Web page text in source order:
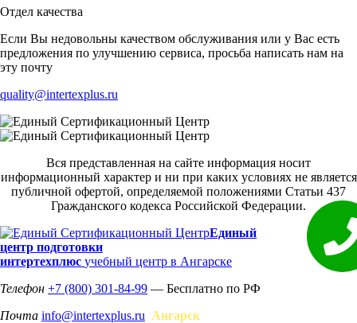
Отдел качества
Если Вы недовольны качеством обслуживания или у Вас есть
предложения по улучшению сервиса, просьба написать нам на
эту почту
quality@intertexplus.ru
Вся представленная на сайте информация носит
информационный характер и ни при каких условиях не является
публичной офертой, определяемой положениями Статьи 437
Гражданского кодекса Российской Федерации.
Единый
центр подготовки
интертехплюс учебный центр в Ангарске
Телефон +7 (800) 301-84-99 — Бесплатно по РФ
Почта info@intertexplus.ru Ангарск